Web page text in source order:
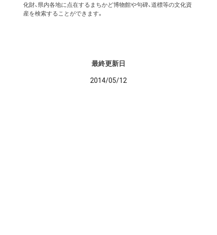
化財、県内各地に点在するまちかど博物館や句碑、道標等の文化資
産を検索することができます。
最終更新日
2014/05/12